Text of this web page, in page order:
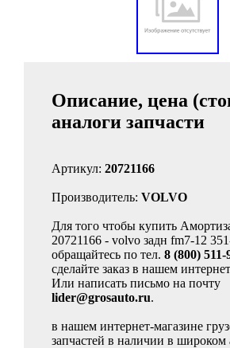
Описание, цена
аналоги запчасти
Артикул: 20721166
Производитель: VOLVO
Для того чтобы купить
20721166 - volvo задн fm7-12
обращайтесь по тел. 8 (800) 511-
сделайте заказ в нашем
Или написать письмо на почту
lider@grosauto.ru.
в нашем интернет-магазине
запчастей в наличии в широком